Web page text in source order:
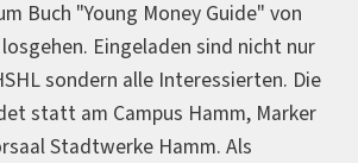
Buch "Young Money Guide" von
Eingeladen sind nicht nur
sondern alle Interessierten. Die
statt am Campus Hamm, Marker
Stadtwerke Hamm. Als